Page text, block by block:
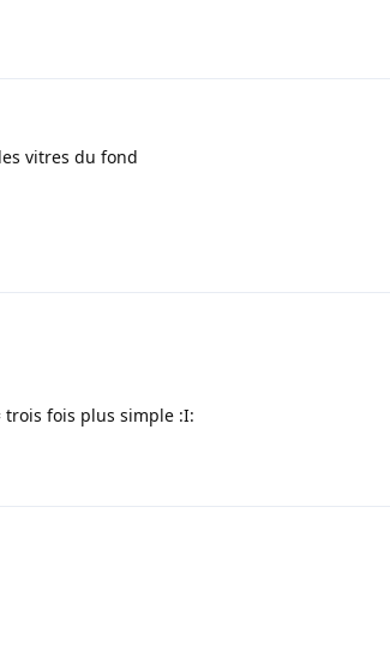
vitres du fond
trois fois plus simple :I: